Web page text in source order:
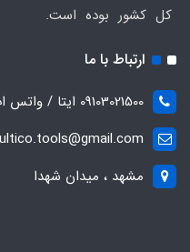
کل کشور بوده است.
ارتباط با ما
09103021500 ایتا / واتس اپ / تلگرام
مشهد ، میدان شهدا